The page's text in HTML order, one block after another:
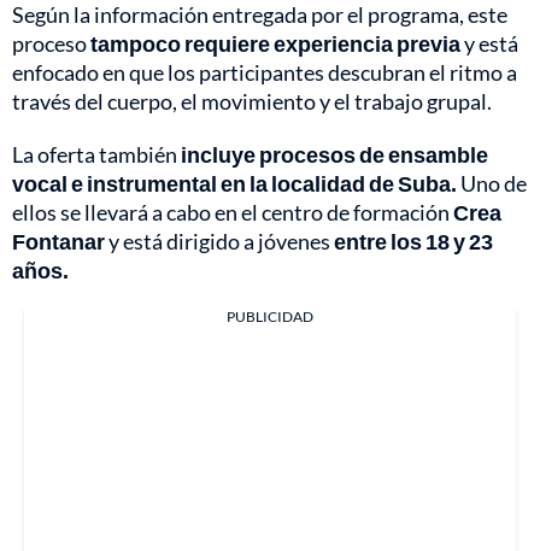
Según la información entregada por el programa, este
procesotampoco requiere experiencia previay está
enfocado en que los participantes descubran el ritmo a
través del cuerpo, el movimiento y el trabajo grupal.
La oferta también incluye procesos de ensamble
vocal e instrumental en la localidad de Suba. Uno de
ellos se llevará a cabo en el centro de formaciónCrea
Fontanary está dirigido a jóvenesentre los 18 y 23
años.
PUBLICIDAD